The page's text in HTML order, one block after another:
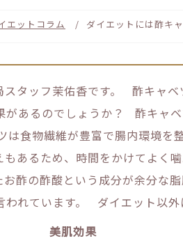
エットコラム ダイエットには酢キ
タッフ茉佑香です。 酢キャベ
があるのでしょうか？ 酢キャ
は食物繊維が豊富で腸内環境を
あるため、時間をかけてよく
酢の酢酸という成分が余分な
われています。 ダイエット以外
美肌効果